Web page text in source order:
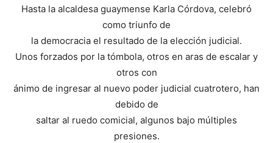
Hasta la alcaldesa guaymense Karla Córdova, celebró
como triunfo de
la democracia el resultado de la elección judicial.
Unos forzados por la tómbola, otros en aras de escalar y
otros con
ánimo de ingresar al nuevo poder judicial cuatrotero, han
debido de
saltar al ruedo comicial, algunos bajo múltiples
presiones.